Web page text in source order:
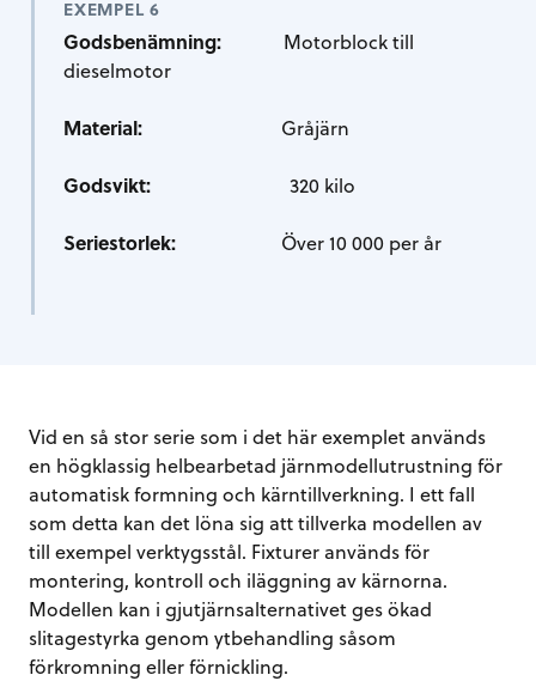
EXEMPEL 6
Godsbenämning: Motorblock till
dieselmotor
Material: Gråjärn
Godsvikt: 320 kilo
Seriestorlek: Över 10 000 per år
Vid en så stor serie som i det här exemplet används
en högklassig helbearbetad järnmodellutrustning för
automatisk formning och kärntillverkning. I ett fall
som detta kan det löna sig att tillverka modellen av
till exempel verktygsstål. Fixturer används för
montering, kontroll och iläggning av kärnorna.
Modellen kan i gjutjärnsalternativet ges ökad
slitagestyrka genom ytbehandling såsom
förkromning eller förnickling.